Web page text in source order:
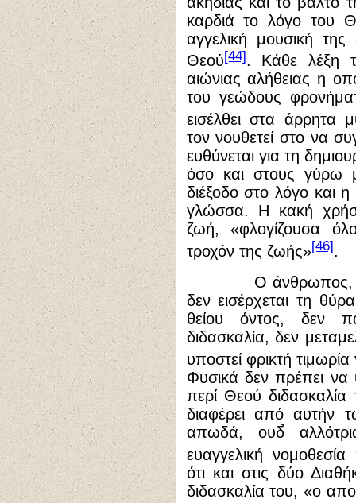
καρδιά το λόγο του
αγγελική μουσική της
Θεού[44]. Κάθε λέξη
αιώνιας αλήθειας η
του γεώδους
εισέλθει στα άρρητα
τον νουθετεί στο να
ευθύνεται για τη
όσο και στους γύρω
διέξοδο στο λόγο και
γλώσσα. Η κακή χρήση
ζωή, «φλογίζουσα
τροχόν της ζωής»[46] .
Ο άνθρωπος, ο
δεν εισέρχεται τη
θείου όντος, δεν
διδασκαλία, δεν
υποστεί φρικτή
Φυσικά δεν πρέπει να
περί Θεού
διαφέρει από
απωδά, ουδ̉
ευαγγελική
ότι και στις δύο
διδασκαλία του, «ο